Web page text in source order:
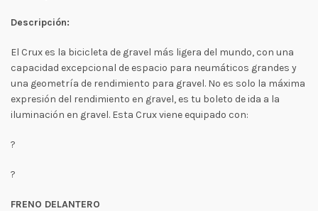
Descripción:
El Crux es la bicicleta de gravel más ligera del mundo, con una
capacidad excepcional de espacio para neumáticos grandes y
una geometría de rendimiento para gravel. No es solo la máxima
expresión del rendimiento en gravel, es tu boleto de ida a la
iluminación en gravel. Esta Crux viene equipado con:
?
?
FRENO DELANTERO